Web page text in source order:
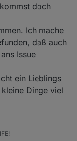
doch
Ich mache
daß auch
Issue
ein Lieblings
Dinge viel